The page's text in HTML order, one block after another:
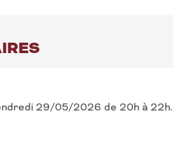
29/05/2026 de 20h à 22h.